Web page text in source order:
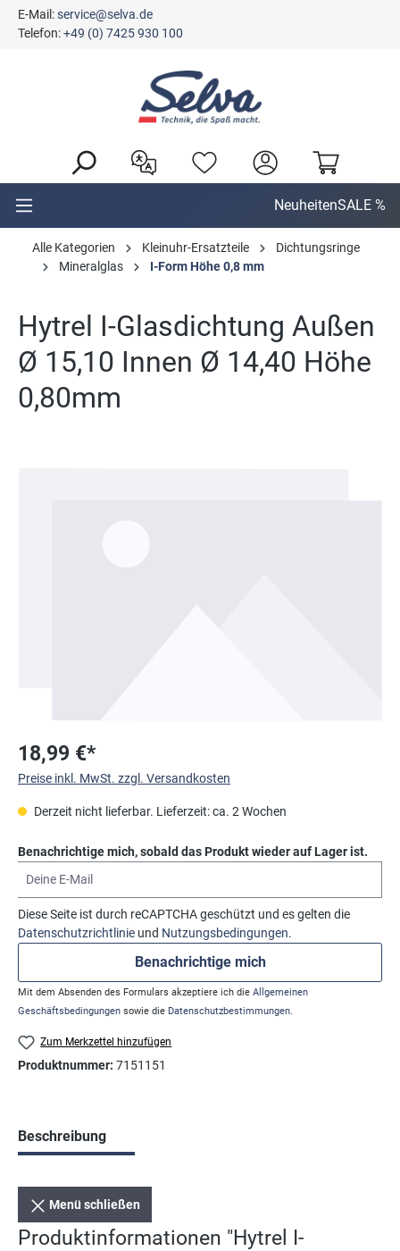
springen
E-Mail:service@selva.de
Telefon:+49 (0) 7425 930 100
NeuheitenSALE %
Alle Kategorien Kleinuhr-Ersatzteile
Dichtungsringe
Mineralglas
I-Form Höhe 0,8 mm
Hytrel I-Glasdichtung Außen
Ø 15,10 Innen Ø 14,40 Höhe
0,80mm
18,99 €*
Preise inkl. MwSt. zzgl. Versandkosten
Derzeit nicht lieferbar. Lieferzeit: ca. 2 Wochen
Benachrichtige mich, sobald das Produkt wieder auf Lager ist.
Diese Seite ist durch reCAPTCHA geschützt und es gelten die
Datenschutzrichtlinie und Nutzungsbedingungen.
Benachrichtige mich
Mit dem Absenden des Formulars akzeptiere ich die Allgemeinen
Geschäftsbedingungen sowie die Datenschutzbestimmungen
Zum Merkzettel hinzufügen
Produktnummer: 7151151
Beschreibung
Menü schließen
Produktinformationen "Hytrel I-